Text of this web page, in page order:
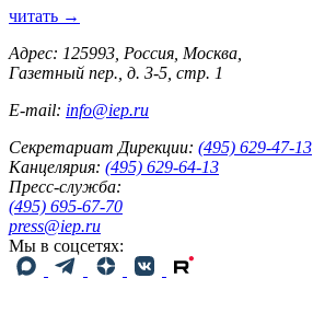
читать →
Адрес: 125993, Россия, Москва,
Газетный пер., д. 3-5, стр. 1
E-mail: info@iep.ru
Секретариат Дирекции: (495) 629-47-13
Канцелярия: (495) 629-64-13
Пресс-служба:
(495) 695-67-70
press@iep.ru
Мы в соцсетях: